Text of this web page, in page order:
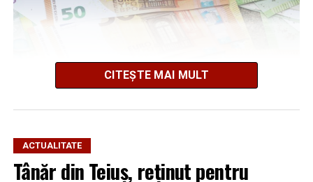
Cum s-a produs spargerea
Potrivit informațiilor din dosar și declarațiilor
CITEȘTE MAI MULT
ACTUALITATE
Tânăr din Teiuș, reținut pentru